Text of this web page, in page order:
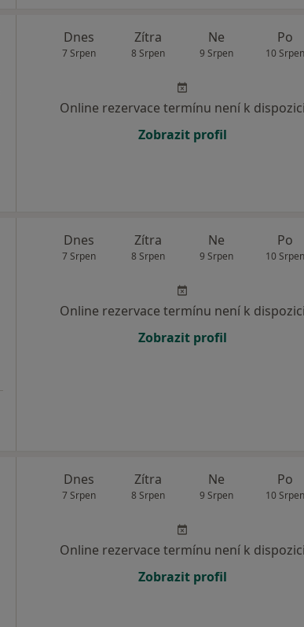
Dnes
7 Srpen
Zítra
8 Srpen
Ne
9 Srpen
Po
10 Srpen
Online rezervace termínu není k dispozici
Zobrazit profil
Dnes
7 Srpen
Zítra
8 Srpen
Ne
9 Srpen
Po
10 Srpen
Online rezervace termínu není k dispozici
Zobrazit profil
Dnes
7 Srpen
Zítra
8 Srpen
Ne
9 Srpen
Po
10 Srpen
Online rezervace termínu není k dispozici
Zobrazit profil